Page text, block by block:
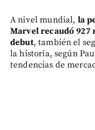
A nivel mundial, la
Marvel recaudó 927
debut, también el
la historia, según
tendencias de